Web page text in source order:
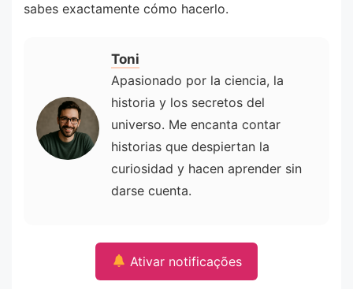
sabes exactamente cómo hacerlo.
Toni
Apasionado por la ciencia, la
historia y los secretos del
universo. Me encanta contar
historias que despiertan la
curiosidad y hacen aprender sin
darse cuenta.
Ativar notificações